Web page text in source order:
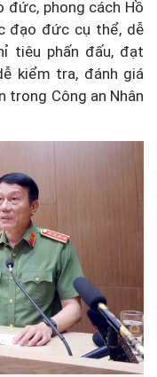
phong cách Hồ
đạo đức cụ thể, dễ
tiêu phấn đấu, đạt
kiểm tra, đánh giá
trong Công an Nhân